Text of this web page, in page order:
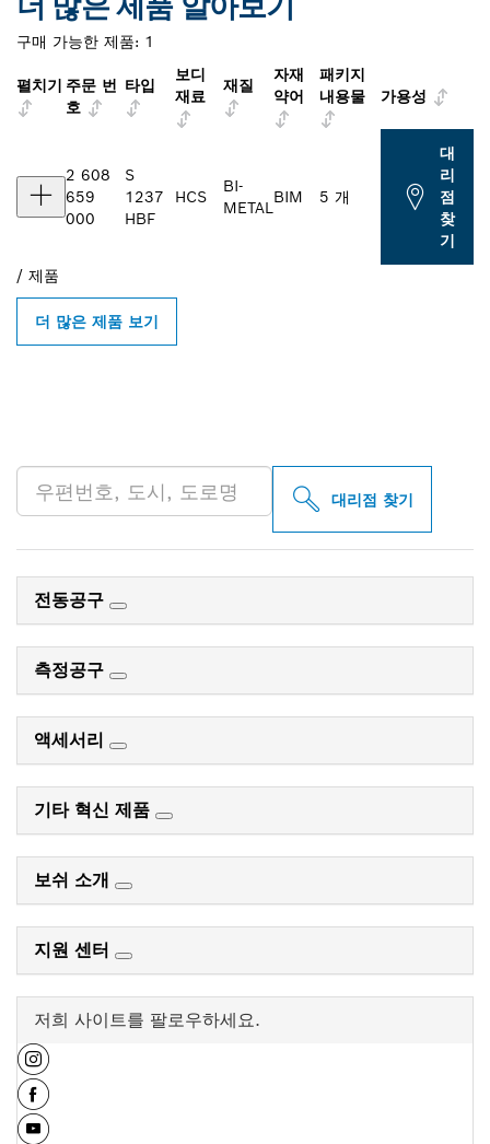
구매 가능한 제품: 1
펼치기 주문 번
호
타입
보디
재료
재질
자재
약어
패키지
내용물
가용성
2 608
659
000
S
1237
HBF
HCS
BI-
METAL
BIM 5 개
대
리
점
찾
기
/ 제품
더 많은 제품 보기
대리점 찾기
전동공구
측정공구
액세서리
기타 혁신 제품
보쉬 소개
지원 센터
저희 사이트를 팔로우하세요.